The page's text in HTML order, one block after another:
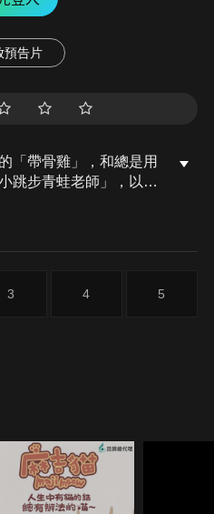
預告片
「帶骨雞」，和總是用
跳步青蛙老師」，以及
動了起來」為主題。
3 4 5